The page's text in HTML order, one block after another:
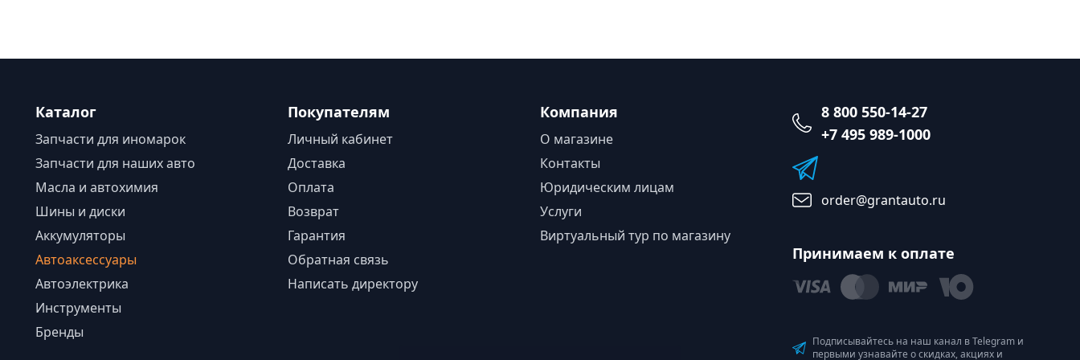
Каталог
Запчасти для иномарок
Запчасти для наших авто
Масла и автохимия
Шины и диски
Аккумуляторы
Автоаксессуары
Автоэлектрика
Инструменты
Бренды
Покупателям
Личный кабинет
Доставка
Оплата
Возврат
Гарантия
Обратная связь
Написать директору
Компания
О магазине
Контакты
Юридическим лицам
Услуги
Виртуальный тур по магазину
8 800 550-14-27
+7 495 989-1000
order@grantauto.ru
Принимаем к оплате
Подписывайтесь на наш канал в Telegram и
первыми узнавайте о скидках, акциях и